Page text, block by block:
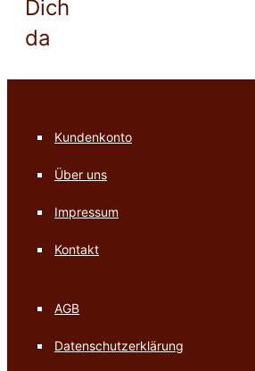
Dich
da
Kundenkonto
Über uns
Impressum
Kontakt
AGB
Datenschutzerklärung